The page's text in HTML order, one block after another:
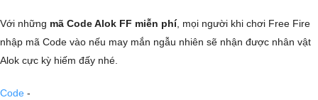
Với những mã Code Alok FF miễn phí, mọi người khi chơi Free Fire
nhập mã Code vào nếu may mắn ngẫu nhiên sẽ nhận được nhân vật
Alok cực kỳ hiếm đấy nhé.
Code -